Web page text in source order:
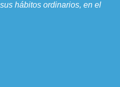
hábitos ordinarios, en el